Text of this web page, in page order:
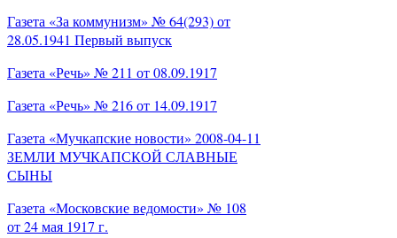
Газета «За коммунизм» № 64(293) от
28.05.1941 Первый выпуск
Газета «Речь» № 211 от 08.09.1917
Газета «Речь» № 216 от 14.09.1917
Газета «Мучкапские новости» 2008-04-11
ЗЕМЛИ МУЧКАПСКОЙ СЛАВНЫЕ
СЫНЫ
Газета «Московские ведомости» № 108
от 24 мая 1917 г.